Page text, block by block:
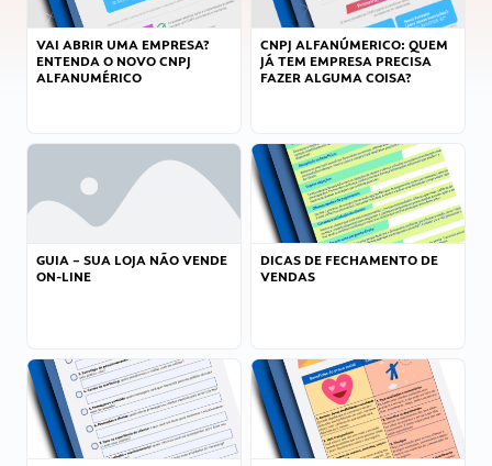
VAI ABRIR UMA EMPRESA?
ENTENDA O NOVO CNPJ
ALFANUMÉRICO
CNPJ ALFANÚMERICO: QUEM
JÁ TEM EMPRESA PRECISA
FAZER ALGUMA COISA?
GUIA – SUA LOJA NÃO VENDE
ON-LINE
DICAS DE FECHAMENTO DE
VENDAS